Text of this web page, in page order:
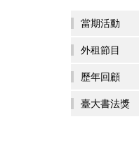
當期活動
外租節目
歷年回顧
臺大書法獎